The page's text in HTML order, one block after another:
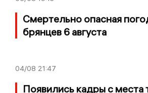
Смертельно опасная
брянцев 6 августа
04/08 21:47
Появились кадры с места